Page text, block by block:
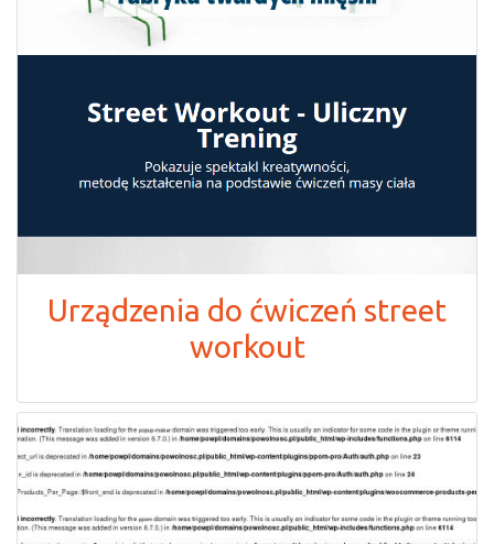
Urządzenia do ćwiczeń street
workout